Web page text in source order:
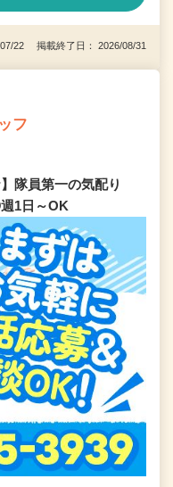
07/22 掲載終了日： 2026/08/31
フ
隊員第一の気配り
1日～OK